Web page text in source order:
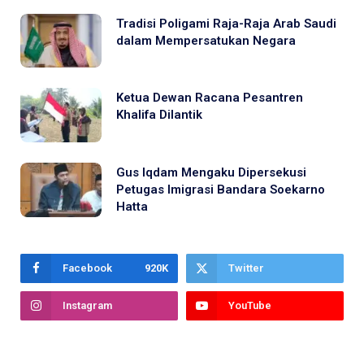
Tradisi Poligami Raja-Raja Arab Saudi
dalam Mempersatukan Negara
Ketua Dewan Racana Pesantren
Khalifa Dilantik
Gus Iqdam Mengaku Dipersekusi
Petugas Imigrasi Bandara Soekarno
Hatta
Facebook 920K Twitter
Instagram YouTube